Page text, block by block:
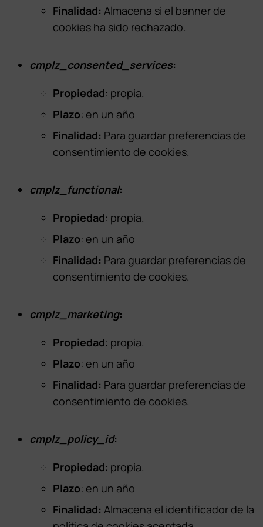
Finalidad: Almacena si el banner de
cookies ha sido rechazado.
cmplz_consented_services:
Propiedad: propia.
Plazo: en un año
Finalidad: Para guardar preferencias de
consentimiento de cookies.
cmplz_functional:
Propiedad: propia.
Plazo: en un año
Finalidad: Para guardar preferencias de
consentimiento de cookies.
cmplz_marketing:
Propiedad: propia.
Plazo: en un año
Finalidad: Para guardar preferencias de
consentimiento de cookies.
cmplz_policy_id:
Propiedad: propia.
Plazo: en un año
Finalidad: Almacena el identificador de la